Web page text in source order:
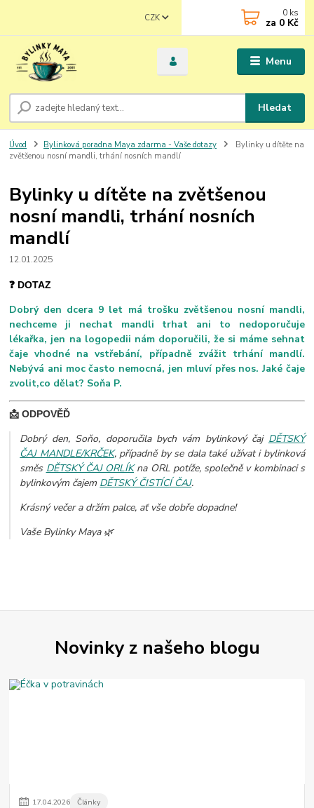
Menu
CZK
Hledat
0 ks
za 0 Kč
Úvod Bylinková poradna Maya zdarma - Vaše dotazy
Bylinky u dítěte na
zvětšenou nosní mandli, trhání nosních mandlí
Bylinky u dítěte na zvětšenou
nosní mandli, trhání nosních
mandlí
12.01.2025
❓ DOTAZ
Dobrý den dcera 9 let má trošku zvětšenou nosní mandli,
nechceme ji nechat mandli trhat ani to nedoporučuje
lékařka, jen na logopedii nám doporučili, že si máme sehnat
čaje vhodné na vstřebání, případně zvážit trhání mandlí.
Nebývá ani moc často nemocná, jen mluví přes nos. Jaké čaje
zvolit,co dělat? Soňa P.
📩 ODPOVĚĎ
Dobrý den, Soňo, doporučila bych vám bylinkový čaj DĚTSKÝ
ČAJ MANDLE/KRČEK, případně by se dala také užívat i bylinková
směs DĚTSKÝ ČAJ ORLÍKna ORL potíže, společně v kombinaci s
bylinkovým čajem DĚTSKÝ ČISTÍCÍ ČAJ.
Krásný večer a držím palce, ať vše dobře dopadne!
Vaše Bylinky Maya 🌿
Novinky z našeho blogu
17.04.2026 Články